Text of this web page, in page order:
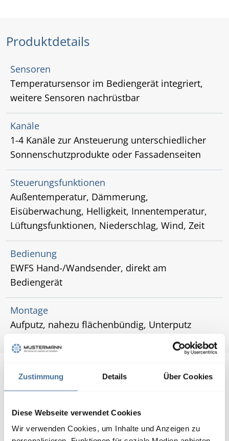
Zustimmung Details Über Cookies
Diese Webseite verwendet Cookies
Wir verwenden Cookies, um Inhalte und Anzeigen zu
Produktdetails
Sensoren
Temperatursensor im Bediengerät integriert,
weitere Sensoren nachrüstbar
Kanäle
1-4 Kanäle zur Ansteuerung unterschiedlicher
Sonnenschutzprodukte oder Fassadenseiten
Steuerungsfunktionen
Außentemperatur, Dämmerung,
Eisüberwachung, Helligkeit, Innentemperatur,
Lüftungsfunktionen, Niederschlag, Wind, Zeit
Bedienung
EWFS Hand-/Wandsender, direkt am
Bediengerät
Montage
Aufputz, nahezu flächenbündig, Unterputz